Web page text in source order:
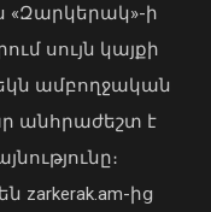
ի
սույն կայքի
ամբողջական
անհրաժեշտ է
ից